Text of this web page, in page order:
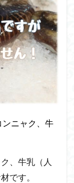
ンニャク、牛
、牛乳（人
です。